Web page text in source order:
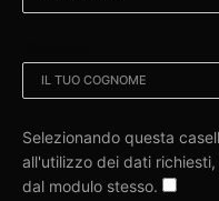
Selezionando questa
all'utilizzo dei dati
dal modulo stesso.